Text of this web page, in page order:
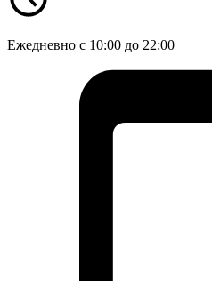
Ежедневно с 10:00 до 22:00